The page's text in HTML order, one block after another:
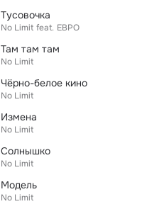
Тусовочка
No Limit feat. ЕВРО
Там там там
No Limit
Чёрно-белое кино
No Limit
Измена
No Limit
Солнышко
No Limit
Модель
No Limit